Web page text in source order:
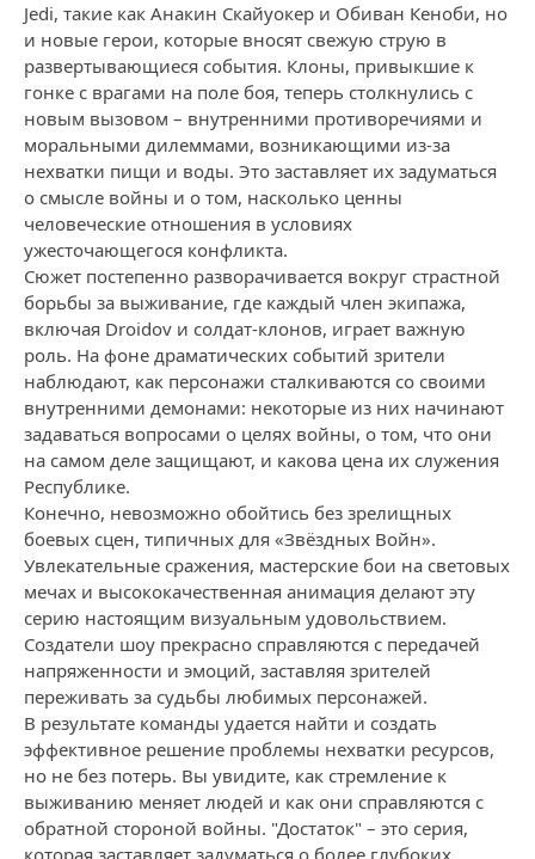
Jedi, такие как Анакин Скайуокер и Обиван Кеноби, но
и новые герои, которые вносят свежую струю в
развертывающиеся события. Клоны, привыкшие к
гонке с врагами на поле боя, теперь столкнулись с
новым вызовом – внутренними противоречиями и
моральными дилеммами, возникающими из-за
нехватки пищи и воды. Это заставляет их задуматься
о смысле войны и о том, насколько ценны
человеческие отношения в условиях
ужесточающегося конфликта.
Сюжет постепенно разворачивается вокруг страстной
борьбы за выживание, где каждый член экипажа,
включая Droidov и солдат-клонов, играет важную
роль. На фоне драматических событий зрители
наблюдают, как персонажи сталкиваются со своими
внутренними демонами: некоторые из них начинают
задаваться вопросами о целях войны, о том, что они
на самом деле защищают, и какова цена их служения
Республике.
Конечно, невозможно обойтись без зрелищных
боевых сцен, типичных для «Звёздных Войн».
Увлекательные сражения, мастерские бои на световых
мечах и высококачественная анимация делают эту
серию настоящим визуальным удовольствием.
Создатели шоу прекрасно справляются с передачей
напряженности и эмоций, заставляя зрителей
переживать за судьбы любимых персонажей.
В результате команды удается найти и создать
эффективное решение проблемы нехватки ресурсов,
но не без потерь. Вы увидите, как стремление к
выживанию меняет людей и как они справляются с
обратной стороной войны. "Достаток" – это серия,
которая заставляет задуматься о более глубоких